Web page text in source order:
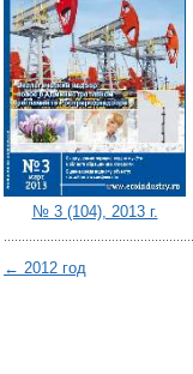
№ 3 (104), 2013 г.
← 2012 год